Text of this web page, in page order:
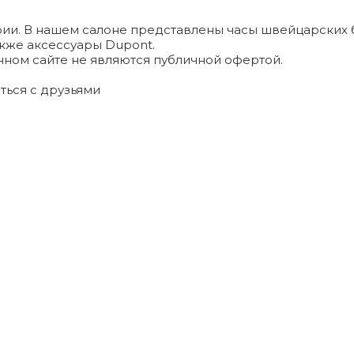
В нашем салоне представлены часы швейцарских
аксессуары Dupont.
сайте не являются публичной офертой.
с друзьями